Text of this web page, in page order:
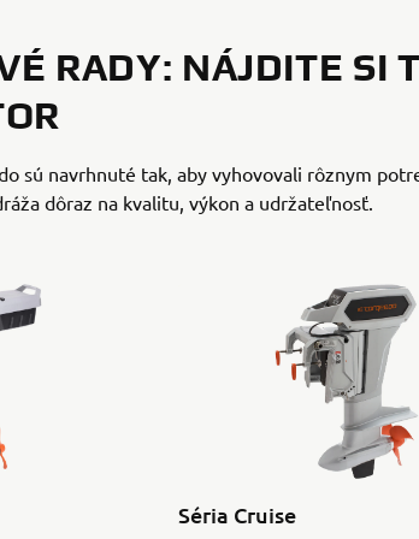
RADY: NÁJDITE SI
sú navrhnuté tak, aby vyhovovali rôznym
dôraz na kvalitu, výkon a udržateľnosť.
Séria Cruise